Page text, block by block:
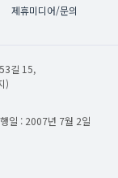
제휴미디어/문의
길 15,
)
일 : 2007년 7월 2일